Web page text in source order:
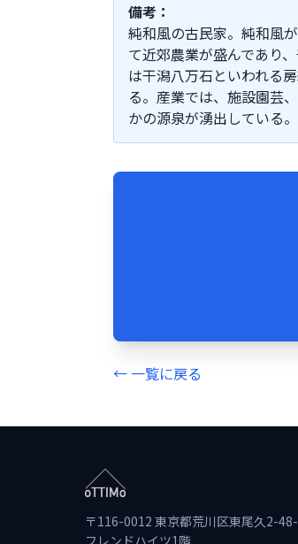
備考：
純和風の古民家。純和風
て近郊農業が盛んであり
は干潟八万石といわれる
る。産業では、施設園芸
かの源泉が湧出している
← 一覧に戻る
〒116-0012 東京都荒川区東尾久2-
フレンドハイツ1階